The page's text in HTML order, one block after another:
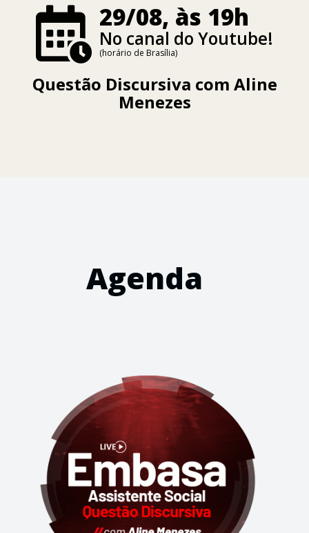
29/08, às 19h
No canal do Youtube!
(horário de Brasília)
Questão Discursiva com Aline
Menezes
Agenda